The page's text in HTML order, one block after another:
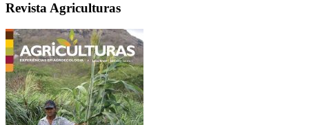
Revista Agriculturas